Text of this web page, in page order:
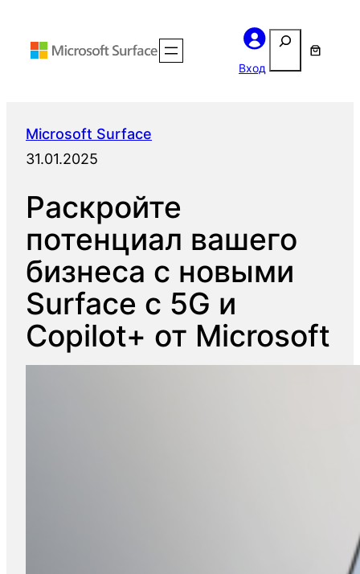
Вход
Поиск
Microsoft Surface
31.01.2025
Раскройте
потенциал вашего
бизнеса с новыми
Surface с 5G и
Copilot+ от Microsoft